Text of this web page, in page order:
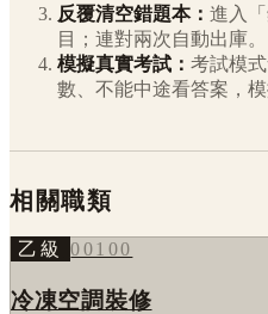
反覆清空錯題本： 進入
目；連對兩次自動出庫。
模擬真實考試： 考試模
數、不能中途看答案，模
相關職類
乙級 00100
冷凍空調裝修